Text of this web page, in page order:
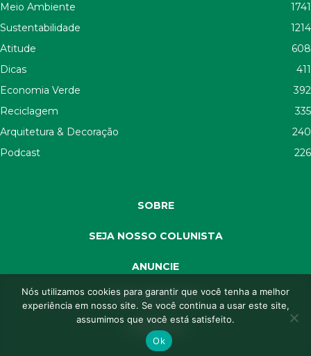
Meio Ambiente
1741
Sustentabilidade
1214
Atitude
608
Dicas
411
Economia Verde
392
Reciclagem
335
Arquitetura & Decoração
240
Podcast
226
SOBRE
SEJA NOSSO COLUNISTA
ANUNCIE
SEJA APOIADOR
CONTATO
Nós utilizamos cookies para garantir que você tenha a melhor
experiência em nosso site. Se você continua a usar este site,
assumimos que você está satisfeito.
Ok